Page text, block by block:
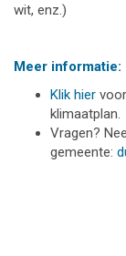
wit, enz.)
Meer informatie:
Klik hier
klimaatplan.
Vragen?
gemeente: